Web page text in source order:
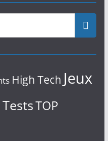
High Tech Jeux
TestsTOP